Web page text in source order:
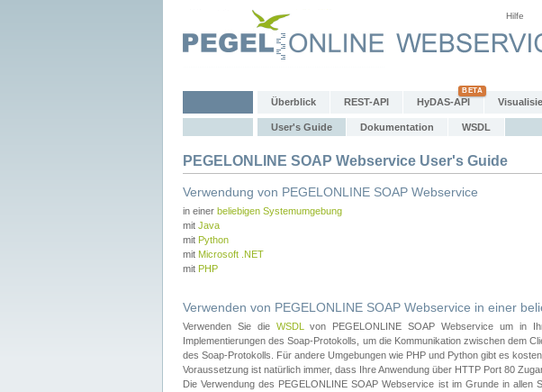
Hilfe
Überblick REST-API HyDAS-API
User's Guide Dokumentation WSDL
PEGELONLINE SOAP Webservice User's Guide
Verwendung von PEGELONLINE SOAP Webservice
in einer beliebigen Systemumgebung
mit Java
mit Python
mit Microsoft .NET
mit PHP
Verwenden von PEGELONLINE SOAP Webservice in einer
Verwenden Sie die WSDL
von PEGELONLINE SOAP Webservice um in
Implementierungen des Soap-Protokolls, um die Kommunikation zwischen dem
des Soap-Protokolls. Für andere Umgebungen wie PHP und Python gibt es
Voraussetzung ist natürlich immer, dass Ihre Anwendung über HTTP Port 80
Die Verwendung des PEGELONLINE SOAP Webservice ist im Grunde in allen